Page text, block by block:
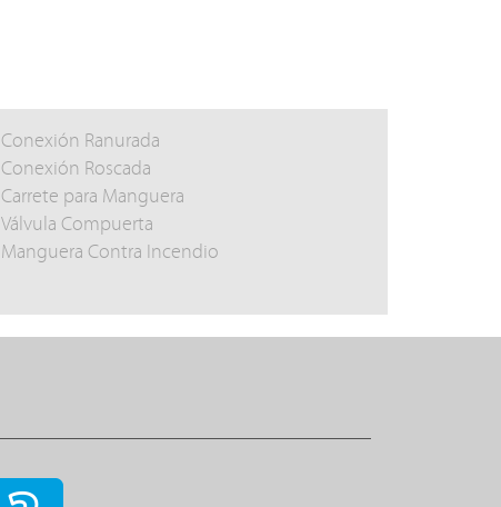
Conexión Ranurada
Conexión Roscada
Carrete para Manguera
Válvula Compuerta
Manguera Contra Incendio